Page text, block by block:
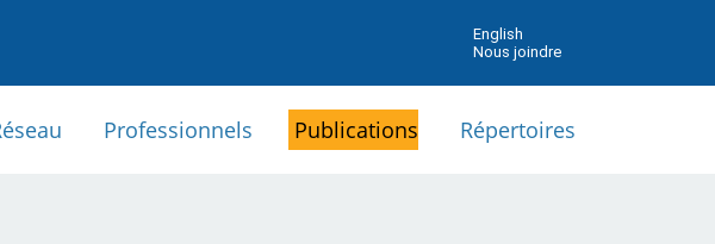
English
Nous joindre
Professionnels Publications Répertoires